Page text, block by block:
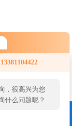
，很高兴为您
什么问题呢？
表>>